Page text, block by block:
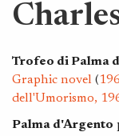
Trofeo di Palma
Graphic novel (
dell'Umorismo,
Palma d'Argento